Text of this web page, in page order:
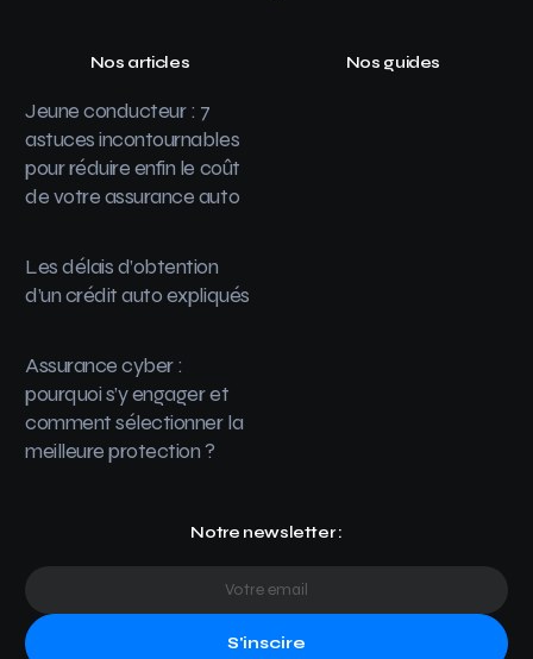
Nos articles
Jeune conducteur : 7
astuces incontournables
pour réduire enfin le coût
de votre assurance auto
Les délais d’obtention
d’un crédit auto expliqués
Assurance cyber :
pourquoi s’y engager et
comment sélectionner la
meilleure protection ?
Nos guides
Notre newsletter :
S'inscire